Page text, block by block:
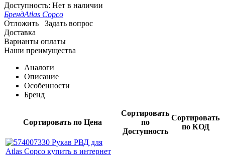
Доступность: Нет в наличии
БрендAtlas Copco
Отложить
Задать вопрос
Доставка
Варианты оплаты
Наши преимущества
Аналоги
Описание
Особенности
Бренд
Сортировать по Цена
Сортировать
по
Доступность
Сортировать
по КОД